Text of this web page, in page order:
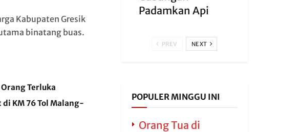
Kabupaten Gresik
binatang buas.
Terluka
di KM 76 Tol Malang-
Padamkan Api
PREV NEXT
POPULER MINGGU INI
Orang Tua di